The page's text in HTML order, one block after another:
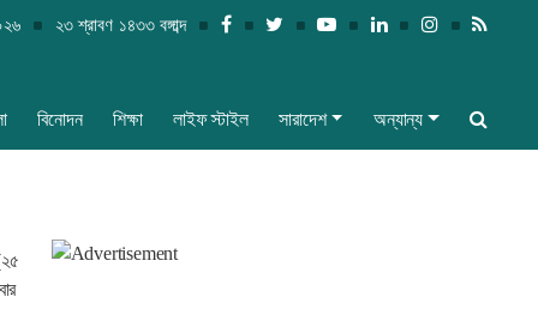
২৩ শ্রাবণ ১৪৩৩ বঙ্গাব্দ
বিনোদন শিক্ষা লাইফ স্টাইল সারাদেশ অন্যান্য